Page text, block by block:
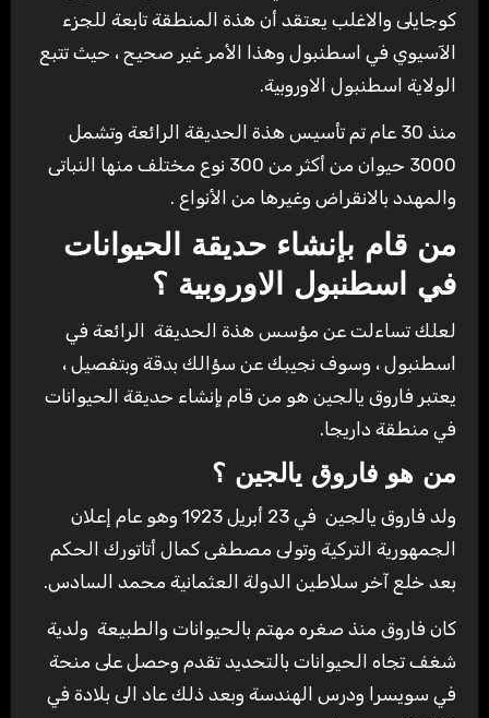
كوجايلى والاغلب يعتقد أن هذة المنطقة تابعة للجزء
الآسيوي في اسطنبول وهذا الأمر غير صحيح ، حيث تتبع
الولاية اسطنبول الاوروبية.
منذ 30 عام تم تأسيس هذة الحديقة الرائعة وتشمل
3000 حيوان من أكثر من 300 نوع مختلف منها النباتى
والمهدد بالانقراض وغيرها من الأنواع .
من قام بإنشاء حديقة الحيوانات
في اسطنبول الاوروبية ؟
لعلك تساءلت عن مؤسس هذة الحديقة الرائعة في
اسطنبول ، وسوف نجيبك عن سؤالك بدقة وبتفصيل ،
يعتبر فاروق يالجين هو من قام بإنشاء حديقة الحيوانات
في منطقة داريجا.
من هو فاروق يالجين ؟
ولد فاروق يالجين في 23 أبريل 1923 وهو عام إعلان
الجمهورية التركية وتولى مصطفى كمال أتاتورك الحكم
بعد خلع آخر سلاطين الدولة العثمانية محمد السادس.
كان فاروق منذ صغره مهتم بالحيوانات والطبيعة ولدية
شغف تجاه الحيوانات بالتحديد تقدم وحصل على منحة
في سويسرا ودرس الهندسة وبعد ذلك عاد الى بلادة في